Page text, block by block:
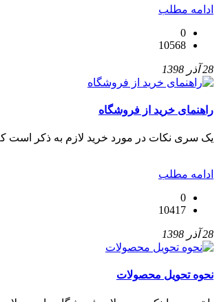
ادامه مطلب
0
10568
28 آذر 1398
راهنمای خرید از فروشگاه
یک سری نکات در مورد خرید لازم به ذکر است
ادامه مطلب
0
10417
28 آذر 1398
نحوه تحویل محصولات